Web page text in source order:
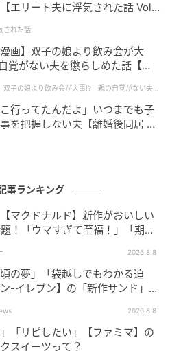
お子さまや高齢の方でも食
志向の方にも適していま
イズで、外出先や間食の場
。
に味わえます。
クを探している方も、食べ
やすい一品です。
ンドミックス」の紹介でし
エリート夫に浮気された話 Vol.
された話
漫画】双子の娘より飲み会が大
がない夫を懲らしめた話【第1
双子の娘より飲み会が大事!? 親の自覚がない夫を
こ行ってたんだよ」いつまでも子
を把握しない夫【離婚後同居 Vo
事ランキング
マクドナルド】新作がおいしい
！「ウマすぎて至福！」「期待
2026.8.8
頃の夢」「袋越しでもわかる迫
-イレブン】の「新作サンド」に
2026.8.8
」「リピしたい」【ファミマ】の
スイーツって？